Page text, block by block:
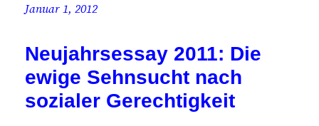
Januar 1, 2012
Neujahrsessay 2011: Die
ewige Sehnsucht nach
sozialer Gerechtigkeit